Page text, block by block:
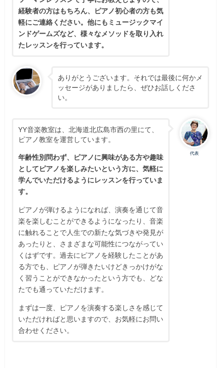
経験者の方はもちろん、ピアノ初心者の方も気
軽にご連絡ください。他にもミュージックマイ
ンドゲームズなど、様々なメソッドを取り入れ
たレッスンを行っています。
ありがとうございます。それでは最後に何かメ
ッセージがありましたら、ぜひお話しくださ
い。
代表
YY音楽教室は、北海道北広島市西の里にて、
ピアノ教室を運営しています。
年齢性別問わず、ピアノに興味がある方や趣味
としてピアノを楽しみたいという方に、気軽に
学んでいただけるようにレッスンを行っていま
す。
ピアノが弾けるようになれば、演奏を通じて音
楽を楽しむことができるようになったり、音楽
に触れることで人生での新たな気づきや発見が
あったりと、さまざまな可能性につながってい
くはずです。過去にピアノを経験したことがあ
る方でも、ピアノが弾きたいけどきっかけがな
く習うことができなかったという方でも、どな
たでも通っていただけます。
まずは一度、ピアノを演奏する楽しさを感じて
いただければと思いますので、お気軽にお問い
合わせください。